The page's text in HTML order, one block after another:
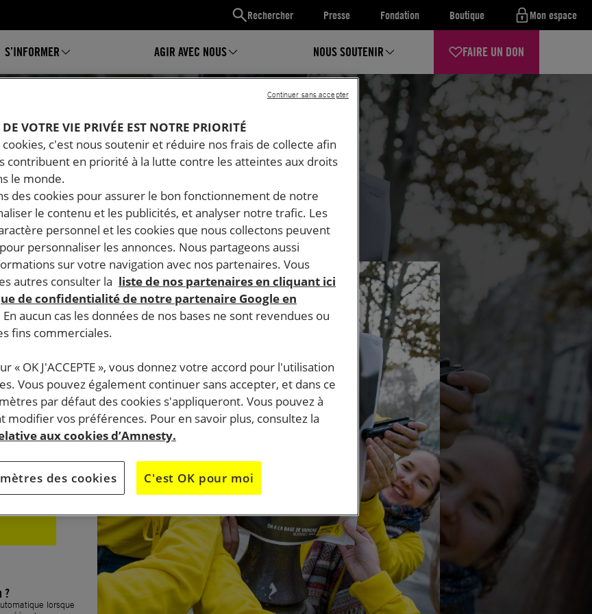
Rechercher Presse Fondation Boutique Mon espace
S’INFORMER AGIR AVEC NOUS NOUS SOUTENIR FAIRE UN DON
espace
?
lorsque
DE VOTRE VIE PRIVÉE EST NOTRE PRIORITÉ
c'est nous soutenir et réduire nos frais de collecte afin
contribuent en priorité à la lutte contre les atteintes aux droits
le monde.
des cookies pour assurer le bon fonctionnement de notre
le contenu et les publicités, et analyser notre trafic. Les
personnel et les cookies que nous collectons peuvent
personnaliser les annonces. Nous partageons aussi
sur votre navigation avec nos partenaires. Vous
autres consulter la liste de nos partenaires en cliquant ici
de confidentialité de notre partenaire Google en
En aucun cas les données de nos bases ne sont revendues ou
fins commerciales.
« OK J'ACCEPTE », vous donnez votre accord pour l'utilisation
Vous pouvez également continuer sans accepter, et dans ce
par défaut des cookies s'appliqueront. Vous pouvez à
modifier vos préférences. Pour en savoir plus, consultez la
aux cookies d’Amnesty.
des cookies C'est OK pour moi
Continuer sans accepter